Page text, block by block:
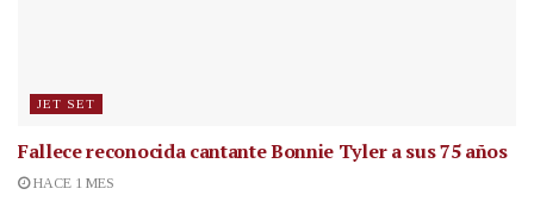
JET SET
Fallece reconocida cantanteBonnie Tyler a sus 75 años
HACE 1 MES